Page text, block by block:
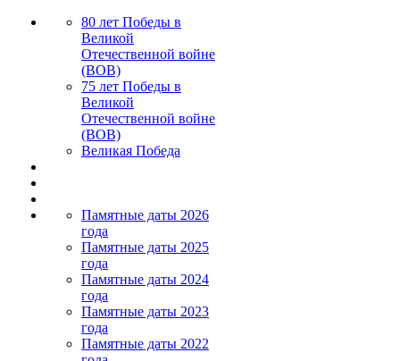
80 лет Победы в
Великой
Отечественной войне
(ВОВ)
75 лет Победы в
Великой
Отечественной войне
(ВОВ)
Великая Победа
Памятные даты 2026
года
Памятные даты 2025
года
Памятные даты 2024
года
Памятные даты 2023
года
Памятные даты 2022